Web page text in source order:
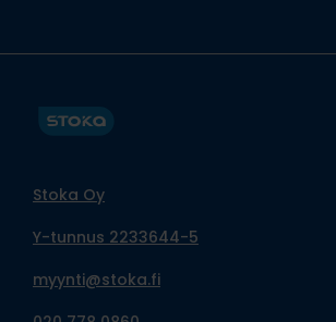
Stoka Oy
Y-tunnus 2233644-5
myynti@stoka.fi